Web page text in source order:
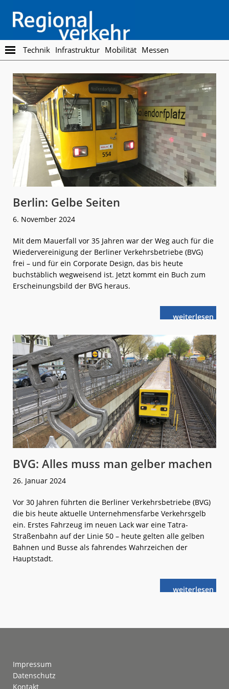
main
content
footer
Regionalverkehr
Die
Fachzeitschrift
den
Öffentlichen
Personennahverkehr
Technik Infrastruktur Mobilität Messen
Berlin: Gelbe Seiten
6. November 2024
Mit dem Mauerfall vor 35 Jahren war der Weg auch für die
Wiedervereinigung der Berliner Verkehrsbetriebe (BVG)
frei – und für ein Corporate Design, das bis heute
buchstäblich wegweisend ist. Jetzt kommt ein Buch zum
Erscheinungsbild der BVG heraus.
weiterlese
nBerlin:
BVG: Alles muss man gelber machen
26. Januar 2024
Vor 30 Jahren führten die Berliner Verkehrsbetriebe (BVG)
die bis heute aktuelle Unternehmensfarbe Verkehrsgelb
ein. Erstes Fahrzeug im neuen Lack war eine Tatra-
Straßenbahn auf der Linie 50 – heute gelten alle gelben
Bahnen und Busse als fahrendes Wahrzeichen der
Hauptstadt.
weiterlese
nBVG:
Impressum
Datenschutz
Kontakt